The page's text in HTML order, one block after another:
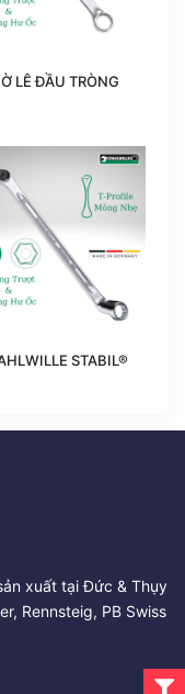
LÊ ĐẦU TRÒNG
STABIL®
xuất tại Đức & Thụy
Rennsteig, PB Swiss